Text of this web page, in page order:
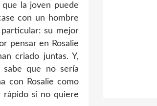
la joven puede
con un hombre
su mejor
pensar en Rosalie
criado juntas. Y,
que no sería
con Rosalie como
rápido si no quiere